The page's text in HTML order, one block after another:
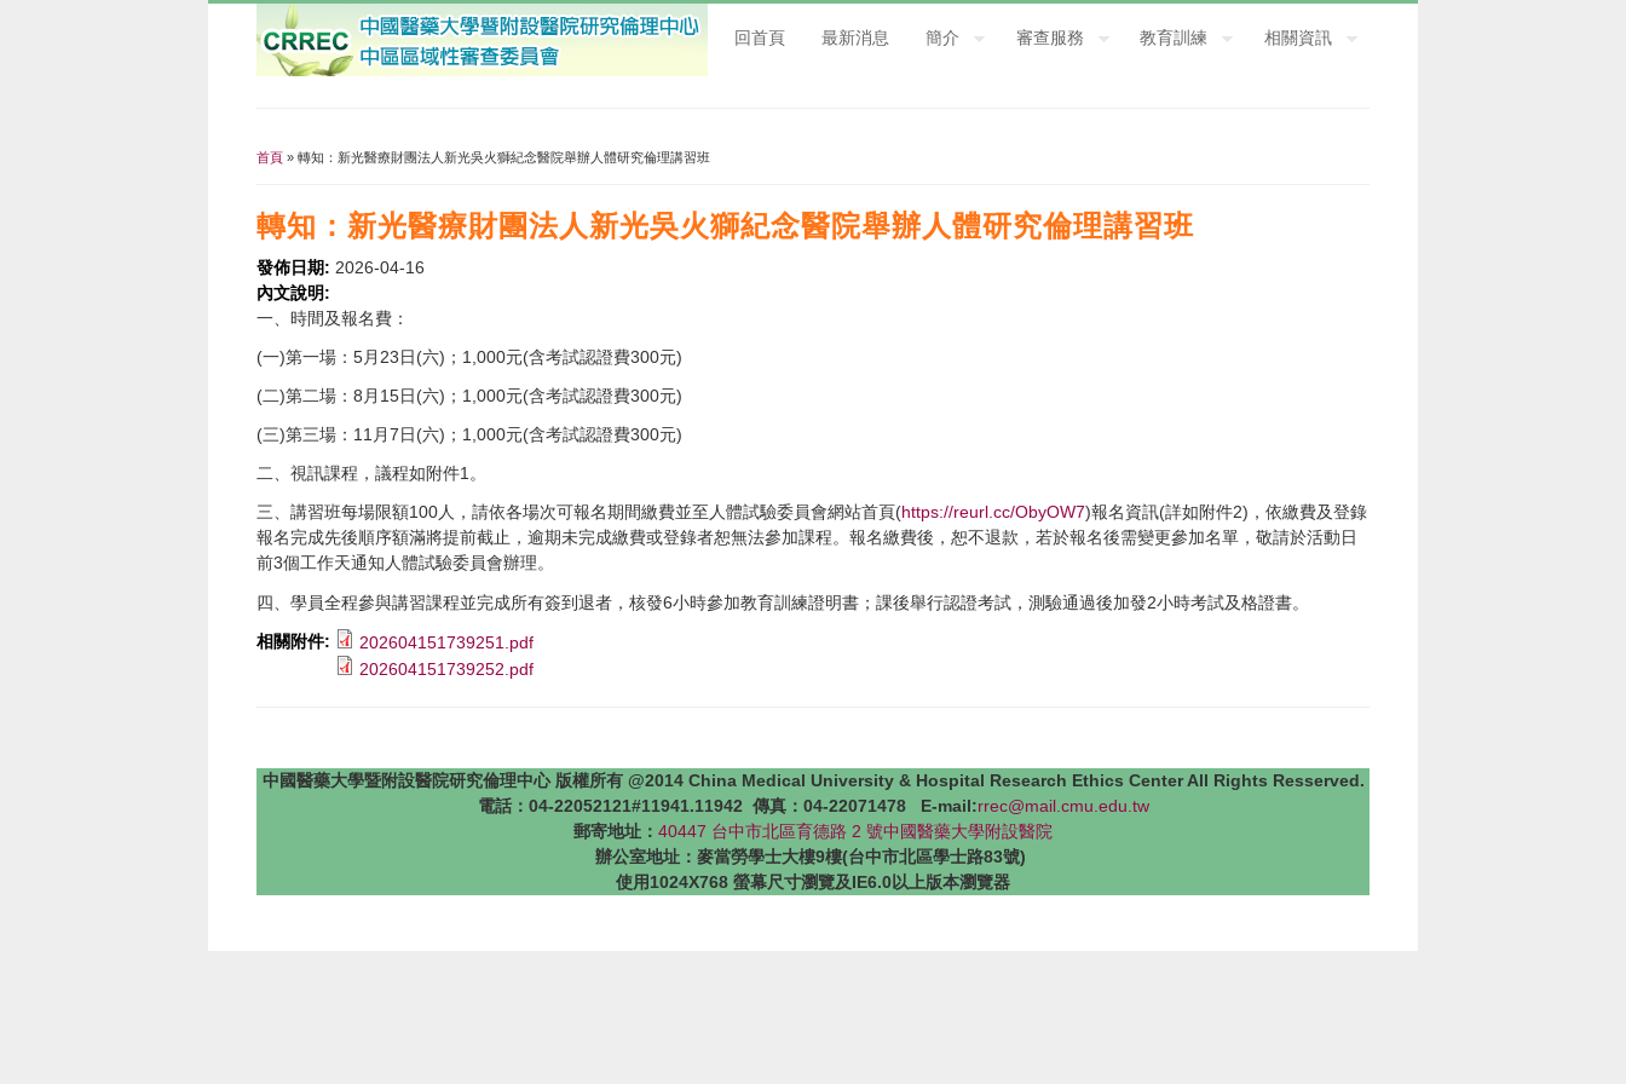
回首頁 最新消息 簡介 審查服務 教育訓練 相關資訊
首頁 » 轉知：新光醫療財團法人新光吳火獅紀念醫院舉辦人體研究倫理講習班
轉知：新光醫療財團法人新光吳火獅紀念醫院舉辦人體研究倫理講習班
發佈日期: 2026-04-16
內文說明:
一、時間及報名費：
(一)第一場：5月23日(六)；1,000元(含考試認證費300元)
(二)第二場：8月15日(六)；1,000元(含考試認證費300元)
(三)第三場：11月7日(六)；1,000元(含考試認證費300元)
二、視訊課程，議程如附件1。
三、講習班每場限額100人，請依各場次可報名期間繳費並至人體試驗委員會網站首頁(https://reurl.cc/ObyOW7)報名資訊(詳如附件2)，依繳費及登錄
報名完成先後順序額滿將提前截止，逾期未完成繳費或登錄者恕無法參加課程。報名繳費後，恕不退款，若於報名後需變更參加名單，敬請於活動日
前3個工作天通知人體試驗委員會辦理。
四、學員全程參與講習課程並完成所有簽到退者，核發6小時參加教育訓練證明書；課後舉行認證考試，測驗通過後加發2小時考試及格證書。
相關附件:
202604151739251.pdf
202604151739252.pdf
中國醫藥大學暨附設醫院研究倫理中心 版權所有 @2014 China Medical University & Hospital Research Ethics Center All Rights Resserved.
電話：04-22052121#11941.11942 傳真：04-22071478 E-mail:rrec@mail.cmu.edu.tw
郵寄地址： 40447 台中市北區育德路 2 號中國醫藥大學附設醫院
辦公室地址：麥當勞學士大樓9樓(台中市北區學士路83號)
使用1024X768 螢幕尺寸瀏覽及IE6.0以上版本瀏覽器